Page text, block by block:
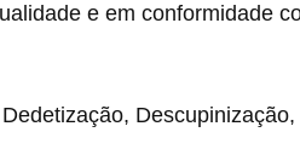
e em conformidade